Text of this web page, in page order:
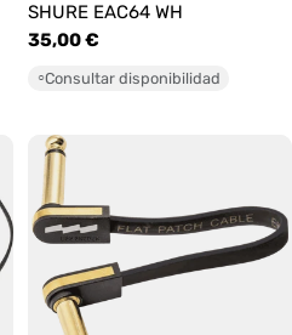
SHURE EAC64 WH
Precio
35,00 €
○Consultar disponibilidad